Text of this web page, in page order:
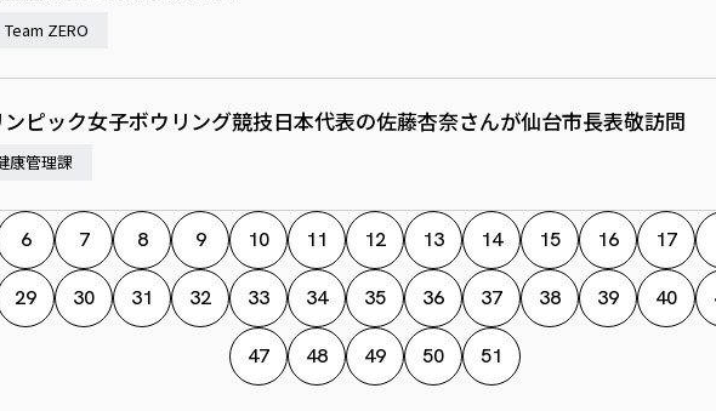
Team ZERO
ピック女子ボウリング競技日本代表の佐藤杏奈さんが仙台市長表敬訪問
康管理課
6 7 8 9 10 11 12 13 14 15 16 17
29 30 31 32 33 34 35 36 37 38 39 40
47 48 49 50 51